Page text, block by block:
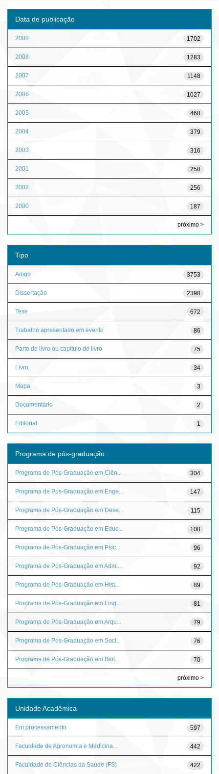
Data de publicação
1702
2009
1283
2008
1148
2007
1027
2006
468
2005
379
2004
316
2003
258
2001
256
2002
187
2000
próximo >
Tipo
3753
Artigo
2398
Dissertação
672
Tese
86
Trabalho apresentado em evento
75
Parte de livro ou capítulo de livro
34
Livro
3
Mapa
2
Documentário
1
Editorial
Programa de pós-graduação
304
Programa de Pós-Graduação em Ciên...
147
Programa de Pós-Graduação em Enge...
115
Programa de Pós-Graduação em Dese...
108
Programa de Pós-Graduação em Educ...
96
Programa de Pós-Graduação em Psic...
92
Programa de Pós-Graduação em Admi...
89
Programa de Pós-Graduação em Hist...
81
Programa de Pós-Graduação em Ling...
79
Programa de Pós-Graduação em Arqu...
76
Programa de Pós-Graduação em Soci...
70
Programa de Pós-Graduação em Biol...
próximo >
Unidade Acadêmica
597
Em processamento
442
Faculdade de Agronomia e Medicina...
422
Faculdade de Ciências da Saúde (FS)